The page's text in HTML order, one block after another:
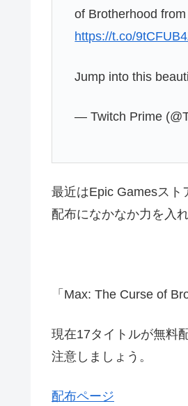
of Brotherhood from
https://t.co/
Jump into this
— Twitch Prime
最近はEpic Gamesスト
配布になかなか力を入
「Max: The Curse of
現在17タイトルが無料
注意しましょう。
配布ページ